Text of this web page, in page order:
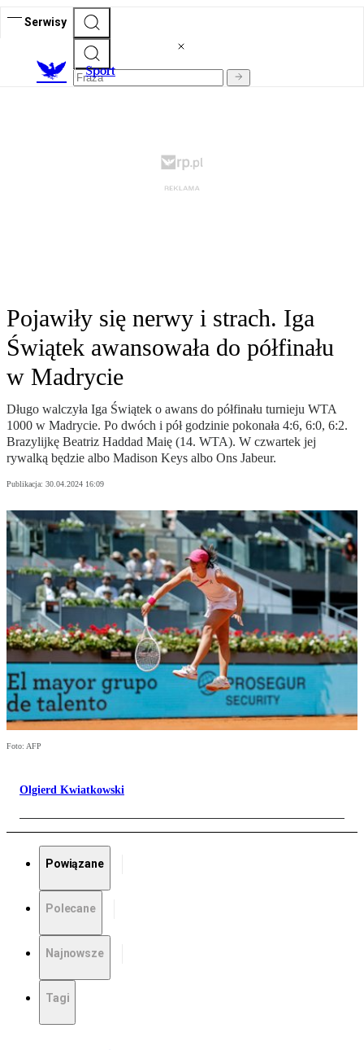
Serwisy
Sport
Pojawiły się nerwy i strach. Iga
Świątek awansowała do półfinału
w Madrycie
Długo walczyła Iga Świątek o awans do półfinału turnieju WTA
1000 w Madrycie. Po dwóch i pół godzinie pokonała 4:6, 6:0, 6:2.
Brazylijkę Beatriz Haddad Maię (14. WTA). W czwartek jej
rywalką będzie albo Madison Keys albo Ons Jabeur.
Publikacja: 30.04.2024 16:09
Foto: AFP
Olgierd Kwiatkowski
Powiązane
Polecane
Najnowsze
Tagi